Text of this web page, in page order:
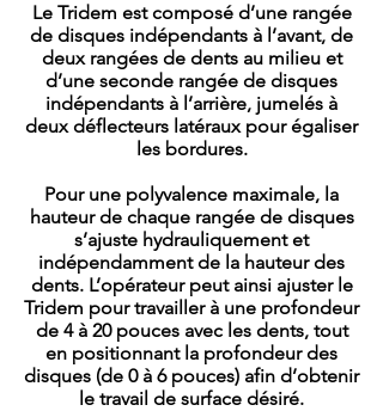
Le Tridem est composé d’une rangée
de disques indépendants à l’avant, de
deux rangées de dents au milieu et
d’une seconde rangée de disques
indépendants à l’arrière, jumelés à
deux déflecteurs latéraux pour égaliser
les bordures.
Pour une polyvalence maximale, la
hauteur de chaque rangée de disques
s’ajuste hydrauliquement et
indépendamment de la hauteur des
dents. L’opérateur peut ainsi ajuster le
Tridem pour travailler à une profondeur
de 4 à 20 pouces avec les dents, tout
en positionnant la profondeur des
disques (de 0 à 6 pouces) afin d’obtenir
le travail de surface désiré.